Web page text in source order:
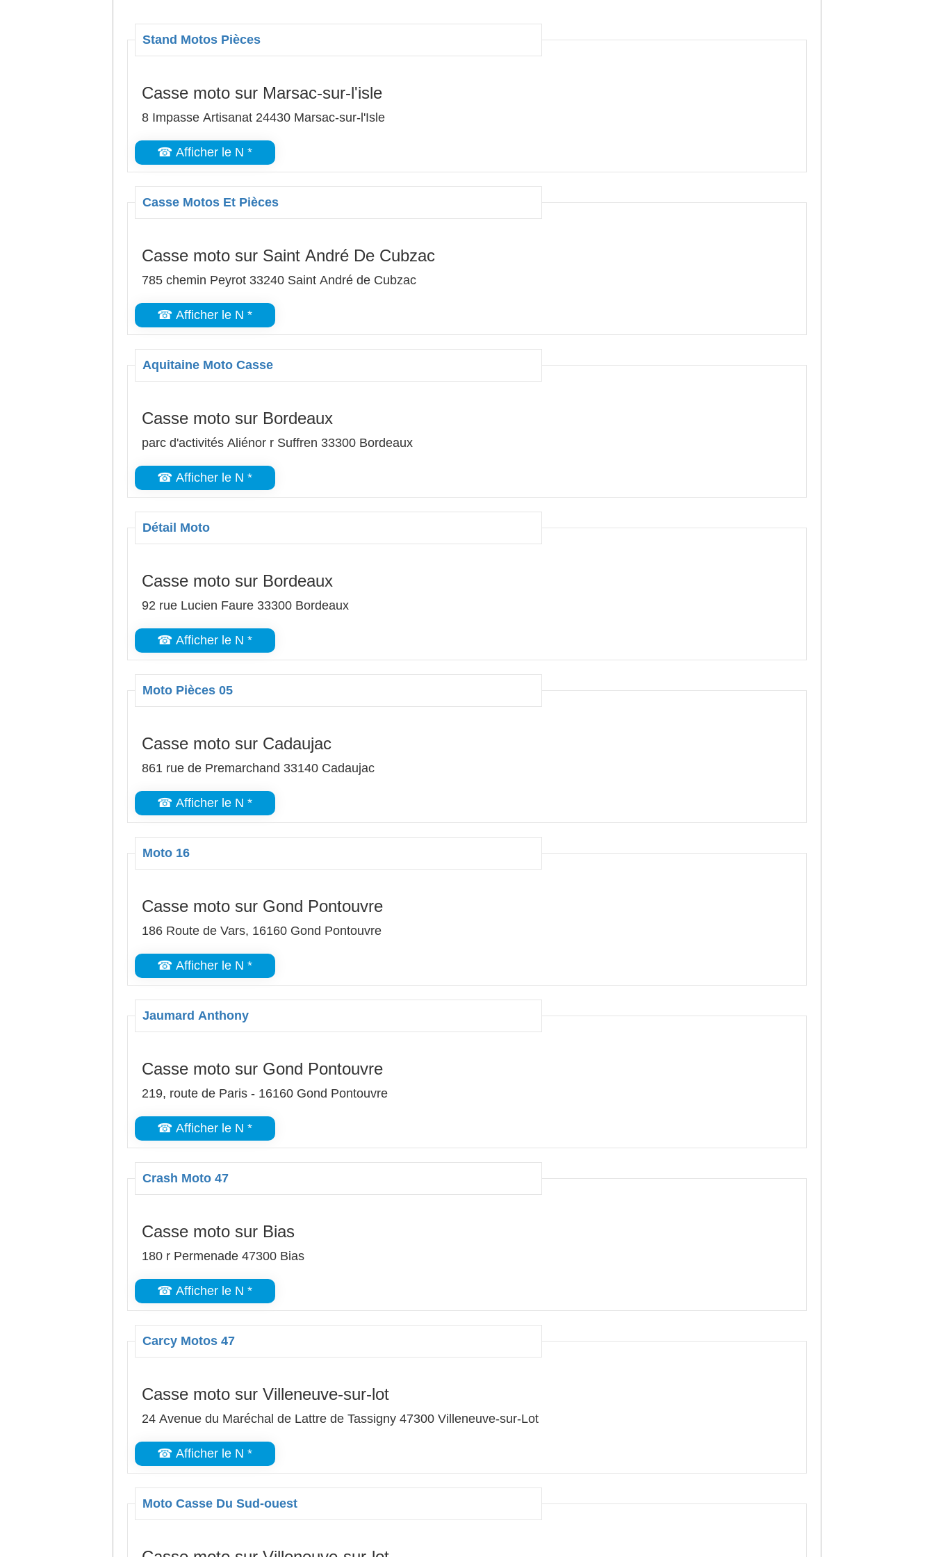
Stand Motos Pièces
Casse moto sur Marsac-sur-l'isle
8 Impasse Artisanat 24430 Marsac-sur-l'Isle
☎ Afficher le N *
Casse Motos Et Pièces
Casse moto sur Saint André De Cubzac
785 chemin Peyrot 33240 Saint André de Cubzac
☎ Afficher le N *
Aquitaine Moto Casse
Casse moto sur Bordeaux
parc d'activités Aliénor r Suffren 33300 Bordeaux
☎ Afficher le N *
Détail Moto
Casse moto sur Bordeaux
92 rue Lucien Faure 33300 Bordeaux
☎ Afficher le N *
Moto Pièces 05
Casse moto sur Cadaujac
861 rue de Premarchand 33140 Cadaujac
☎ Afficher le N *
Moto 16
Casse moto sur Gond Pontouvre
186 Route de Vars, 16160 Gond Pontouvre
☎ Afficher le N *
Jaumard Anthony
Casse moto sur Gond Pontouvre
219, route de Paris - 16160 Gond Pontouvre
☎ Afficher le N *
Crash Moto 47
Casse moto sur Bias
180 r Permenade 47300 Bias
☎ Afficher le N *
Carcy Motos 47
Casse moto sur Villeneuve-sur-lot
24 Avenue du Maréchal de Lattre de Tassigny 47300 Villeneuve-sur-Lot
☎ Afficher le N *
Moto Casse Du Sud-ouest